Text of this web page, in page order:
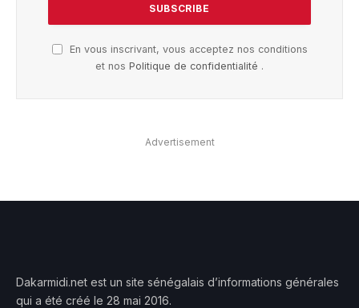
En vous inscrivant, vous acceptez nos conditions
et nos Politique de confidentialité .
Advertisement
Dakarmidi.net est un site sénégalais d’informations générales
qui a été créé le 28 mai 2016.